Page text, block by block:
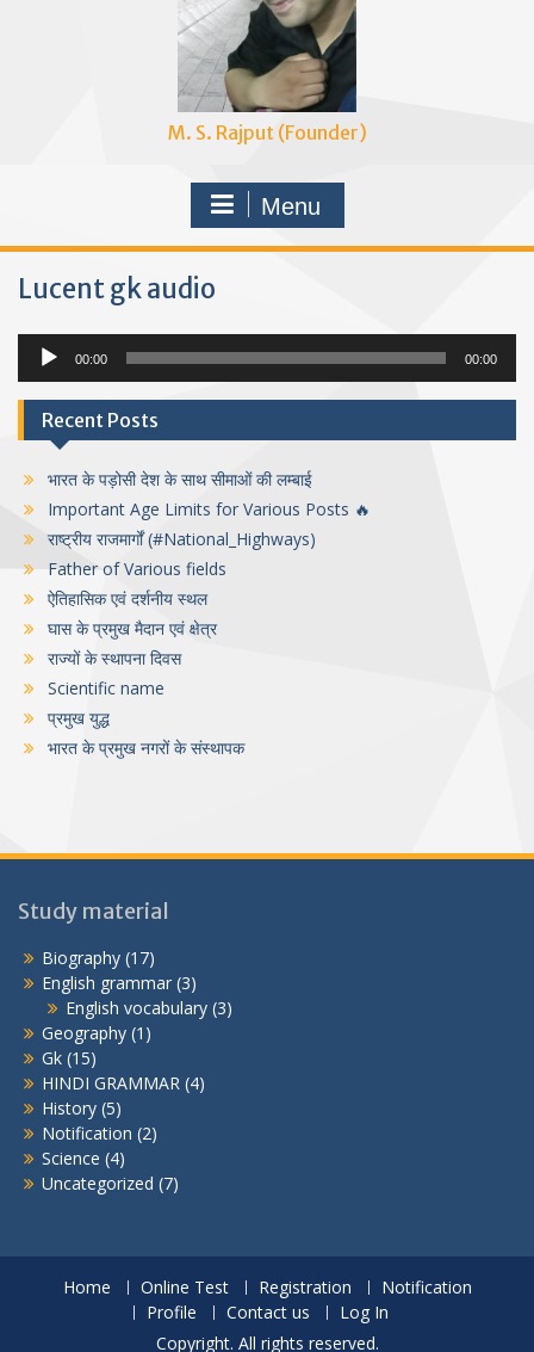
M. S. Rajput (Founder)
Menu
Lucent gk audio
Audio
Player
00:00 00:00
Recent Posts
भारत के पड़ोसी देश के साथ सीमाओं की लम्बाई
Important Age Limits for Various Posts 🔥
राष्ट्रीय राजमार्गों (#National_Highways)
Father of Various fields
ऐतिहासिक एवं दर्शनीय स्थल
घास के प्रमुख मैदान एवं क्षेत्र
राज्यों के स्थापना दिवस
Scientific name
प्रमुख युद्ध
भारत के प्रमुख नगरों के संस्थापक
Study material
Biography (17)
English grammar (3)
English vocabulary (3)
Geography (1)
Gk (15)
HINDI GRAMMAR (4)
History (5)
Notification (2)
Science (4)
Uncategorized (7)
Home Online Test Registration
Notification
Profile
Contact us
Log In
Copyright. All rights reserved.